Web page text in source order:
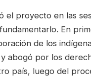
el proyecto en las
En
de los
abogó por los
país, luego del